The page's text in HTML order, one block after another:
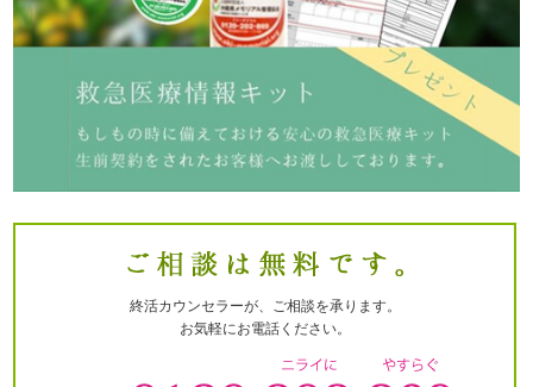
します。
当協会は、取得した個人情報の取扱い責任者および取
扱いに関わる者に対し、ガイドラインの周知徹底を行
い、その管理・監督を致します。また、外部に取得し
た情報を委託する事は致しません。
当協会は、公的な各種の基準やガイドラインなどを参
考にしながら、個人情報の安全管理の対策や措置を実
施致します。
当協会は、個人情報の保護・管理に必要な対策や措置
当協会は、法令を遵守し、公安・警察・裁判所・その
は、お客様への同意無しに、その要請や指示に従うも
終活カウンセラーが、ご相談を承ります。
お気軽にお電話ください。